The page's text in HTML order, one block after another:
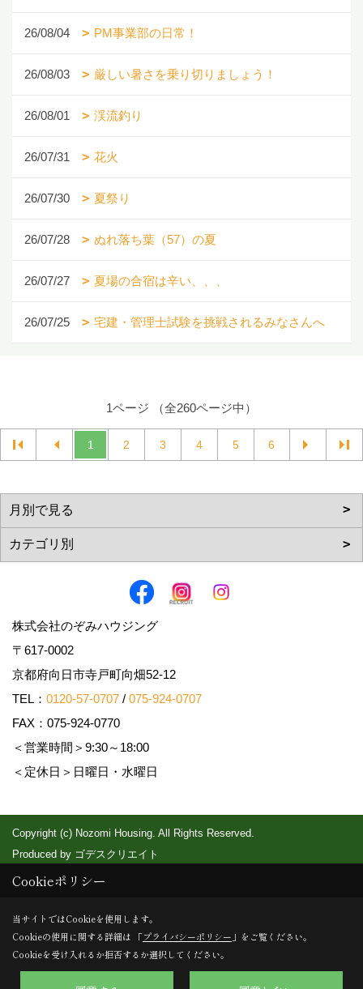
26/08/04 PM事業部の日常！
26/08/03 厳しい暑さを乗り切りましょう！
26/08/01 渓流釣り
26/07/31 花火
26/07/30 夏祭り
26/07/28 ぬれ落ち葉（57）の夏
26/07/27 夏場の合宿は辛い、、、
26/07/25 宅建・管理士試験を挑戦されるみなさんへ
1ページ （全260ページ中）
1 2 3 4 5 6
株式会社のぞみハウジング
〒617-0002
京都府向日市寺戸町向畑52-12
TEL： 0120-57-0707 / 075-924-0707
FAX：075-924-0770
＜営業時間＞9:30～18:00
＜定休日＞日曜日・水曜日
Copyright (c) Nozomi Housing. All Rights Reserved.
Produced by ゴデスクリエイト
Cookieポリシー
当サイトではCookieを使用します。
Cookieの使用に関する詳細は 「プライバシーポリシー 」をご覧ください。
Cookieを受け入れるか拒否するか選択してください。